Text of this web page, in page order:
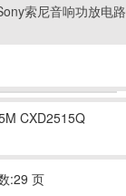
索尼音响功放电路
CXD2515Q
:29 页